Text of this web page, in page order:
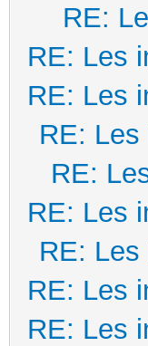
RE:
RE: Les
RE: Les
RE:
RE:
RE: Les
RE:
RE: Les
RE: Les